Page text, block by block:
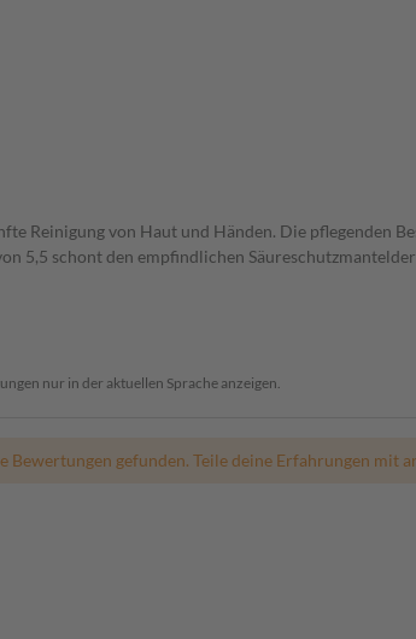
Reinigung von Haut und Händen. Die pflegenden
5,5 schont den empfindlichen
nur in der aktuellen Sprache anzeigen.
Bewertungen gefunden. Teile deine Erfahrungen mit